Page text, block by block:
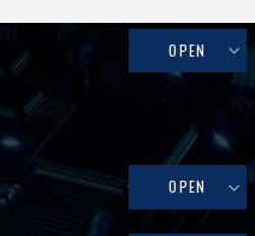
OPEN
OPEN